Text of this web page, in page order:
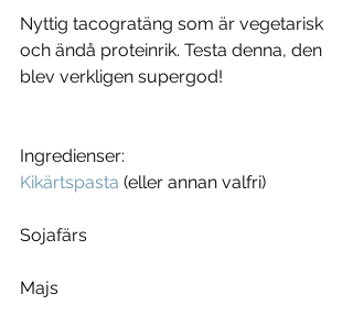
Nyttig tacogratäng som är vegetarisk
och ändå proteinrik. Testa denna, den
blev verkligen supergod!
Ingredienser:
Kikärtspasta (eller annan valfri)
Sojafärs
Majs